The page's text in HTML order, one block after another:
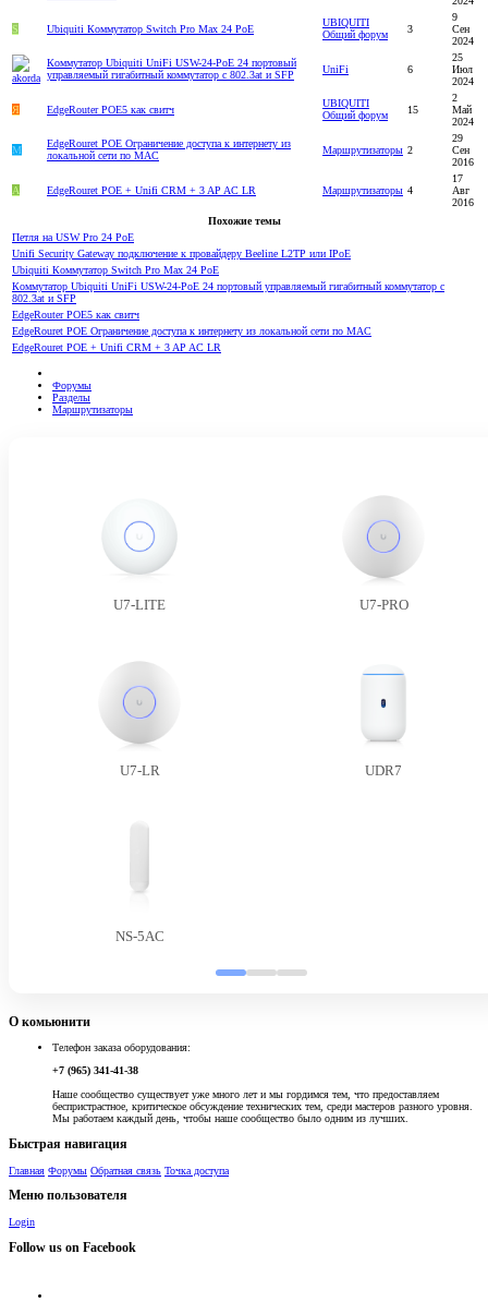
S Ubiquiti Коммутатор Switch Pro Max 24 PoE
UBIQUITI
Общий форум
3
9
Сен
2024
Коммутатор Ubiquiti UniFi USW-24-PoE 24 портовый
управляемый гигабитный коммутатор с 802.3at и SFP
UniFi 6
25
Июл
2024
Я EdgeRouter POE5 как свитч
UBIQUITI
Общий форум
15
2
Май
2024
M
EdgeRouret POE Ограничение доступа к интернету из
локальной сети по MAC
Маршрутизаторы 2
29
Сен
2016
А EdgeRouret POE + Unifi CRM + 3 AP AC LR Маршрутизаторы 4
17
Авг
2016
Похожие темы
Петля на USW Pro 24 PoE
Unifi Security Gateway подключение к провайдеру Beeline L2TP или IPoE
Ubiquiti Коммутатор Switch Pro Max 24 PoE
Коммутатор Ubiquiti UniFi USW-24-PoE 24 портовый управляемый гигабитный коммутатор с
802.3at и SFP
EdgeRouter POE5 как свитч
EdgeRouret POE Ограничение доступа к интернету из локальной сети по MAC
EdgeRouret POE + Unifi CRM + 3 AP AC LR
Форумы
Разделы
Маршрутизаторы
U7-LITE U7-PRO
U7-LR UDR7
NS-5AC
О комьюнити
Телефон заказа оборудования:
+7 (965) 341-41-38
Наше сообщество существует уже много лет и мы гордимся тем, что предоставляем
беспристрастное, критическое обсуждение технических тем, среди мастеров разного уровня.
Мы работаем каждый день, чтобы наше сообщество было одним из лучших.
Быстрая навигация
Главная Форумы Обратная связь Точка доступа
Меню пользователя
Login
Follow us on Facebook